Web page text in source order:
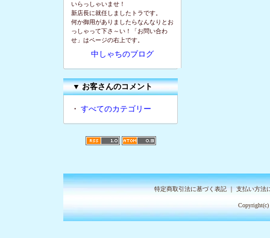
いらっしゃいませ！
新店長に就任しましたトラです。
何か御用がありましたらなんなりとお
っしゃって下さ～い！「お問い合わ
せ」はページの右上です。
中しゃちのブログ
▼お客さんのコメント
・ すべてのカテゴリー
特定商取引法に基づく表記｜支払い方法